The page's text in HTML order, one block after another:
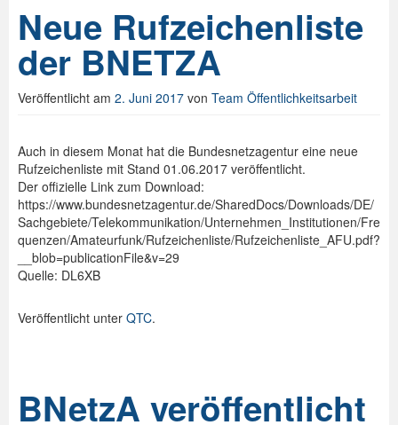
Neue Rufzeichenliste
der BNETZA
Veröffentlicht am 2. Juni 2017 von Team Öffentlichkeitsarbeit
Auch in diesem Monat hat die Bundesnetzagentur eine neue
Rufzeichenliste mit Stand 01.06.2017 veröffentlicht.
Der offizielle Link zum Download:
https://www.bundesnetzagentur.de/SharedDocs/Downloads/DE/
Sachgebiete/Telekommunikation/Unternehmen_Institutionen/Fre
quenzen/Amateurfunk/Rufzeichenliste/Rufzeichenliste_AFU.pdf?
__blob=publicationFile&v=29
Quelle: DL6XB
Veröffentlicht unter QTC.
BNetzA veröffentlicht